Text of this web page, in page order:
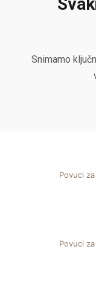
Snimamo
Povuci
Povuci